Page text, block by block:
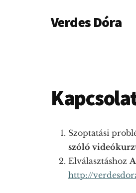
AdditionalVerdes Dóra
szoptatási
tanácsadás
megyében.
Szoptatási
szóló
Elválasztáshoz
http://